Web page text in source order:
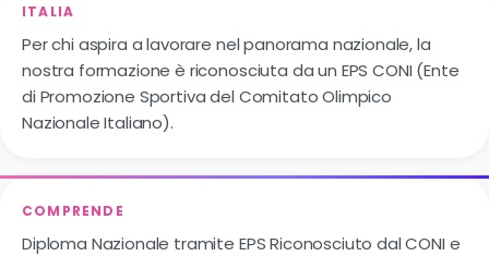
ITALIA
Per chi aspira a lavorare nel panorama nazionale, la
nostra formazione è riconosciuta da un EPS CONI (Ente
di Promozione Sportiva del Comitato Olimpico
Nazionale Italiano).
COMPRENDE
Diploma Nazionale tramite EPS Riconosciuto dal CONI e